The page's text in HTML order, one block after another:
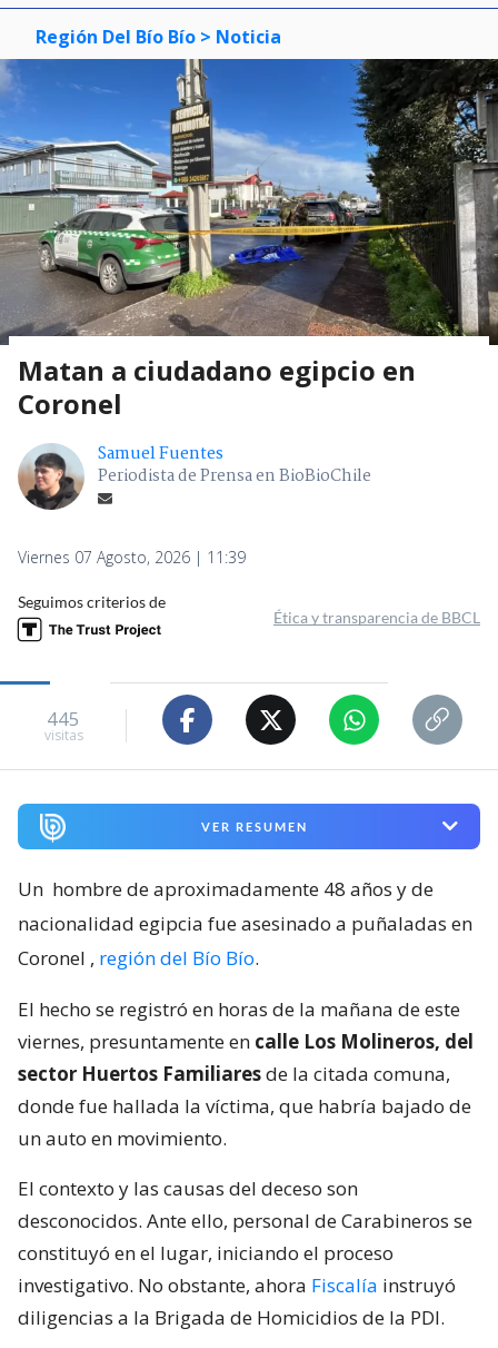
Región Del Bío Bío > Noticia
Matan a ciudadano egipcio en
Coronel
Samuel Fuentes
Periodista de Prensa en BioBioChile
Viernes 07 Agosto, 2026 | 11:39
Seguimos criterios de
Ética y transparencia de BBCL
445
visitas
VER RESUMEN
Un hombre de aproximadamente 48 años y de
nacionalidad egipcia fue asesinado a puñaladas en
Coronel , región del Bío Bío.
El hecho se registró en horas de la mañana de este
viernes, presuntamente en calle Los Molineros, del
sector Huertos Familiaresde la citada comuna,
donde fue hallada la víctima, que habría bajado de
un auto en movimiento.
El contexto y las causas del deceso son
desconocidos. Ante ello, personal de Carabineros se
constituyó en el lugar, iniciando el proceso
investigativo. No obstante, ahora Fiscalía instruyó
diligencias a la Brigada de Homicidios de la PDI.